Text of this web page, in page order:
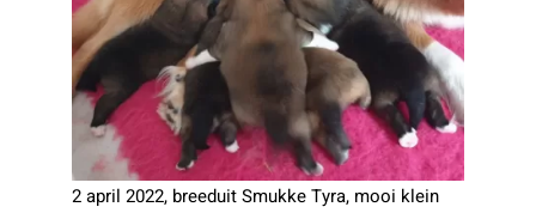
2 april 2022, breeduit Smukke Tyra, mooi klein